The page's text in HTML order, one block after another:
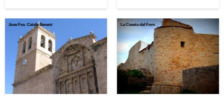
Jose Fco. Catala Senent La Caseta del Forn